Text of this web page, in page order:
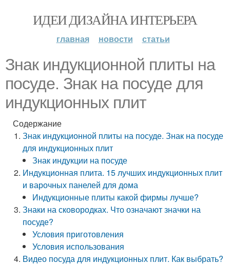
ИДЕИ ДИЗАЙНА ИНТЕРЬЕРА
главная новости статьи
Знак индукционной плиты на
посуде. Знак на посуде для
индукционных плит
Содержание
Знак индукционной плиты на посуде. Знак на посуде
для индукционных плит
Знак индукции на посуде
Индукционная плита. 15 лучших индукционных плит
и варочных панелей для дома
Индукционные плиты какой фирмы лучше?
Знаки на сковородках. Что означают значки на
посуде?
Условия приготовления
Условия использования
Видео посуда для индукционных плит. Как выбрать?